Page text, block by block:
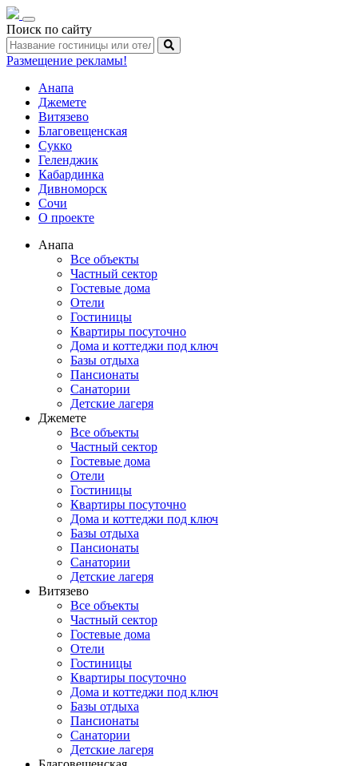
Toggle
navigation
Поиск по сайту
Размещение рекламы!
Анапа
Джемете
Витязево
Благовещенская
Сукко
Геленджик
Кабардинка
Дивноморск
Сочи
О проекте
Анапа
Все объекты
Частный сектор
Гостевые дома
Отели
Гостиницы
Квартиры посуточно
Дома и коттеджи под ключ
Базы отдыха
Пансионаты
Санатории
Детские лагеря
Джемете
Все объекты
Частный сектор
Гостевые дома
Отели
Гостиницы
Квартиры посуточно
Дома и коттеджи под ключ
Базы отдыха
Пансионаты
Санатории
Детские лагеря
Витязево
Все объекты
Частный сектор
Гостевые дома
Отели
Гостиницы
Квартиры посуточно
Дома и коттеджи под ключ
Базы отдыха
Пансионаты
Санатории
Детские лагеря